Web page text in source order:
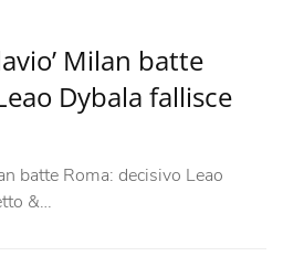
Milan batte
Dybala fallisce
batte Roma: decisivo Leao
&…